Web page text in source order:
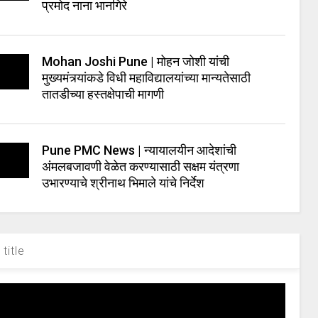
प्रमोद नाना भानगिरे
Mohan Joshi Pune | मोहन जोशी यांची
मुख्यमंत्र्यांकडे विधी महाविद्यालयांच्या मान्यतेसाठी
तातडीच्या हस्तक्षेपाची मागणी
Pune PMC News | न्यायालयीन आदेशांची
अंमलबजावणी वेळेत करण्यासाठी सक्षम यंत्रणा
उभारण्याचे श्रीनाथ भिमाले यांचे निर्देश